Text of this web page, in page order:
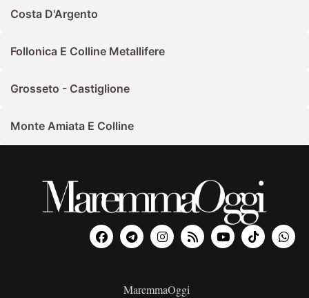
Costa D'Argento
Follonica E Colline Metallifere
Grosseto - Castiglione
Monte Amiata E Colline
MaremmaOggi